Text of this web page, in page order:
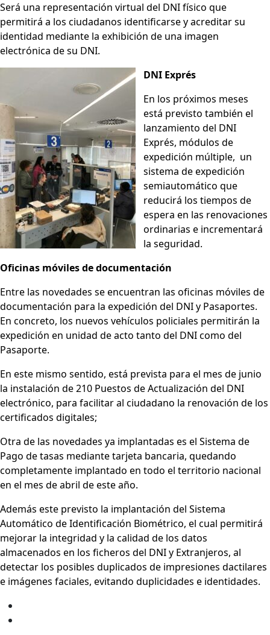
Será una representación virtual del DNI físico que
permitirá a los ciudadanos identificarse y acreditar su
identidad mediante la exhibición de una imagen
electrónica de su DNI.
DNI Exprés
En los próximos meses
está previsto también el
lanzamiento del DNI
Exprés, módulos de
expedición múltiple, un
sistema de expedición
semiautomático que
reducirá los tiempos de
espera en las renovaciones
ordinarias e incrementará
la seguridad.
Oficinas móviles de documentación
Entre las novedades se encuentran las oficinas móviles de
documentación para la expedición del DNI y Pasaportes.
En concreto, los nuevos vehículos policiales permitirán la
expedición en unidad de acto tanto del DNI como del
Pasaporte.
En este mismo sentido, está prevista para el mes de junio
la instalación de 210 Puestos de Actualización del DNI
electrónico, para facilitar al ciudadano la renovación de los
certificados digitales;
Otra de las novedades ya implantadas es el Sistema de
Pago de tasas mediante tarjeta bancaria, quedando
completamente implantado en todo el territorio nacional
en el mes de abril de este año.
Además este previsto la implantación del Sistema
Automático de Identificación Biométrico, el cual permitirá
mejorar la integridad y la calidad de los datos
almacenados en los ficheros del DNI y Extranjeros, al
detectar los posibles duplicados de impresiones dactilares
e imágenes faciales, evitando duplicidades e identidades.